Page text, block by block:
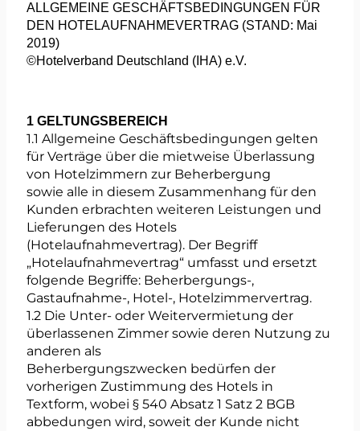
ALLGEMEINE GESCHÄFTSBEDINGUNGEN FÜR
DEN HOTELAUFNAHMEVERTRAG (STAND: Mai
2019)
©Hotelverband Deutschland (IHA) e.V.
1 GELTUNGSBEREICH
1.1 Allgemeine Geschäftsbedingungen gelten
für Verträge über die mietweise Überlassung
von Hotelzimmern zur Beherbergung
sowie alle in diesem Zusammenhang für den
Kunden erbrachten weiteren Leistungen und
Lieferungen des Hotels
(Hotelaufnahmevertrag). Der Begriff
„Hotelaufnahmevertrag“ umfasst und ersetzt
folgende Begriffe: Beherbergungs-,
Gastaufnahme-, Hotel-, Hotelzimmervertrag.
1.2 Die Unter- oder Weitervermietung der
überlassenen Zimmer sowie deren Nutzung zu
anderen als
Beherbergungszwecken bedürfen der
vorherigen Zustimmung des Hotels in
Textform, wobei § 540 Absatz 1 Satz 2 BGB
abbedungen wird, soweit der Kunde nicht